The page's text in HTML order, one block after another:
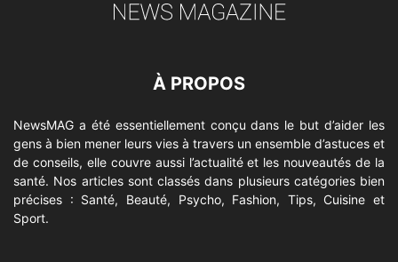
À PROPOS
NewsMAG a été essentiellement conçu dans le but d’aider les
gens à bien mener leurs vies à travers un ensemble d’astuces et
de conseils, elle couvre aussi l’actualité et les nouveautés de la
santé. Nos articles sont classés dans plusieurs catégories bien
précises : Santé, Beauté, Psycho, Fashion, Tips, Cuisine et
Sport.